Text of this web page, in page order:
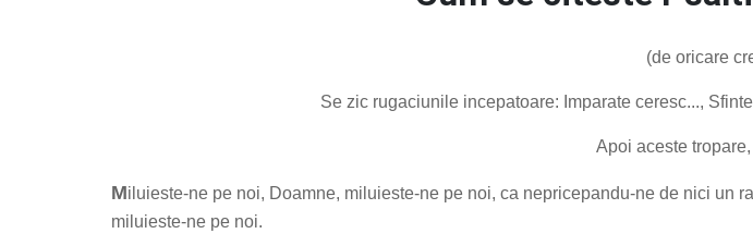
(de oricare
Se zic rugaciunile incepatoare: Imparate ceresc...,
Apoi aceste
Miluieste-ne pe noi, Doamne, miluieste-ne pe noi, ca nepricepandu-ne de nici un
miluieste-ne pe noi.